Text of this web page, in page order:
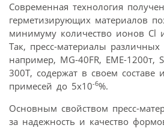
Современная технология
герметизирующих материалов
минимуму количество ионов Cl
Так, пресс-материалы различных
например, MG-40FR, ЕМЕ-1200т,
300T, содержат в своем составе
примесей до 5х10-6%.
Основным свойством пресс-
за надежность и качество